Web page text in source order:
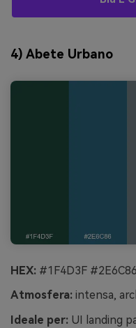
4) Abete Urbano
HEX: #1F4D3F
Atmosfera: intensa,
Ideale per: UI landing